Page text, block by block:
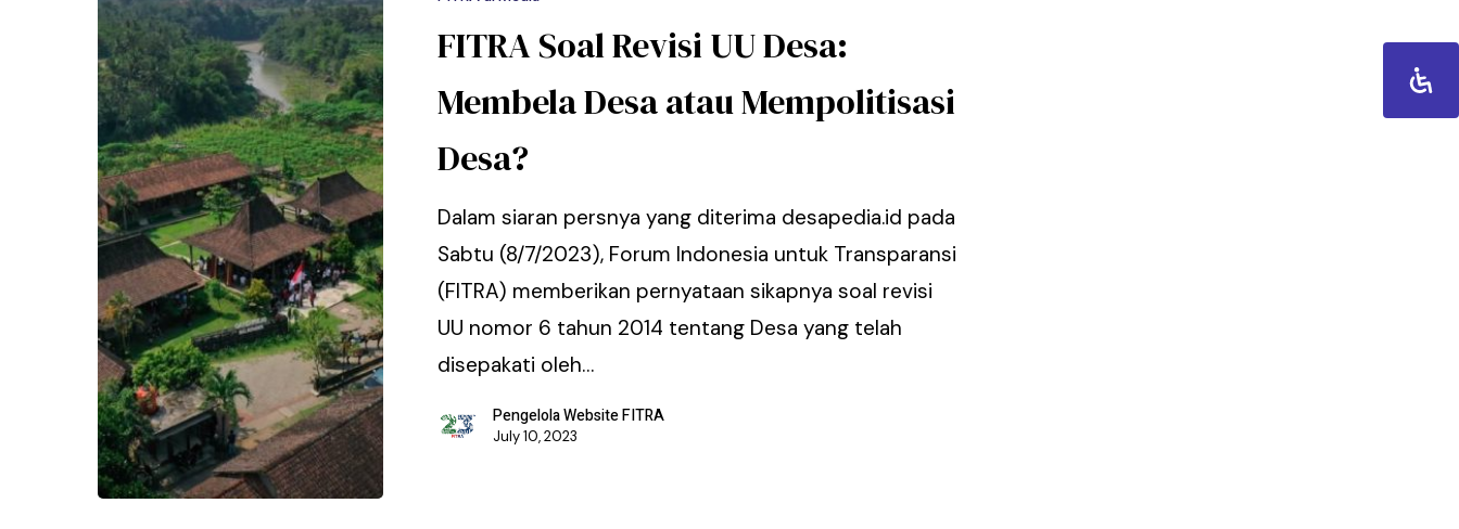
FITRA Soal Revisi UU Desa:
Membela Desa atau Mempolitisasi
Desa?
Dalam siaran persnya yang diterima desapedia.id pada
Sabtu (8/7/2023), Forum Indonesia untuk Transparansi
(FITRA) memberikan pernyataan sikapnya soal revisi
UU nomor 6 tahun 2014 tentang Desa yang telah
disepakati oleh…
Pengelola Website FITRA
July 10, 2023